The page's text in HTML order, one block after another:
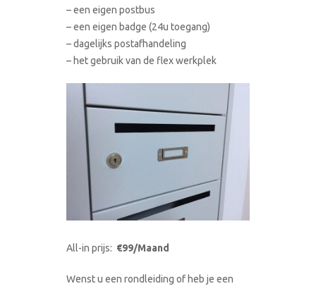
– een eigen postbus
– een eigen badge (24u toegang)
– dagelijks postafhandeling
– het gebruik van de flex werkplek
All-in prijs: €99/Maand
Wenst u een rondleiding of heb je een